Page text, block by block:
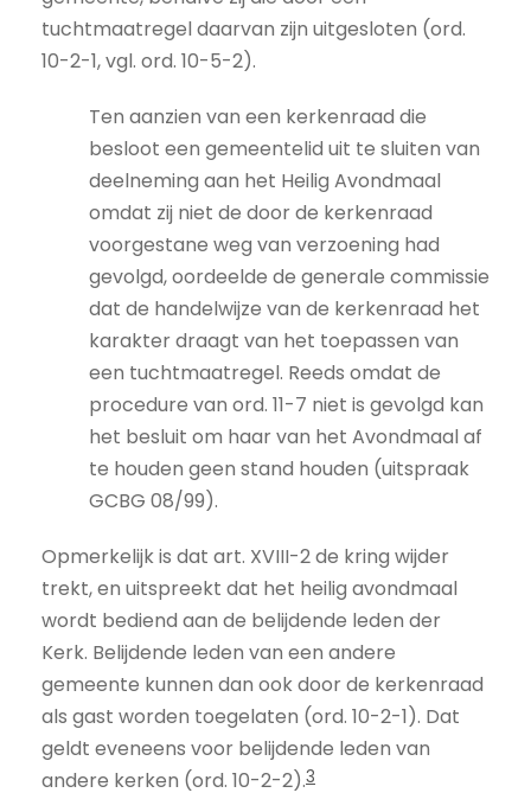
tuchtmaatregel daarvan zijn uitgesloten (ord.
10-2-1, vgl. ord. 10-5-2).
Ten aanzien van een kerkenraad die
besloot een gemeentelid uit te sluiten van
deelneming aan het Heilig Avondmaal
omdat zij niet de door de kerkenraad
voorgestane weg van verzoening had
gevolgd, oordeelde de generale commissie
dat de handelwijze van de kerkenraad het
karakter draagt van het toepassen van
een tuchtmaatregel. Reeds omdat de
procedure van ord. 11-7 niet is gevolgd kan
het besluit om haar van het Avondmaal af
te houden geen stand houden (uitspraak
GCBG 08/99).
Opmerkelijk is dat art. XVIII-2 de kring wijder
trekt, en uitspreekt dat het heilig avondmaal
wordt bediend aan de belijdende leden der
Kerk. Belijdende leden van een andere
gemeente kunnen dan ook door de kerkenraad
als gast worden toegelaten (ord. 10-2-1). Dat
geldt eveneens voor belijdende leden van
andere kerken (ord. 10-2-2).3